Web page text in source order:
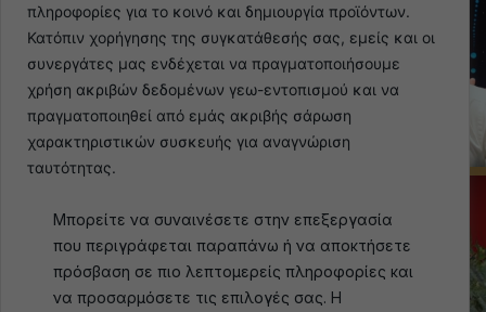
πληροφορίες για το κοινό και δημιουργία προϊόντων.
Κατόπιν χορήγησης της συγκατάθεσής σας, εμείς και οι
συνεργάτες μας ενδέχεται να πραγματοποιήσουμε
χρήση ακριβών δεδομένων γεω-εντοπισμού και να
πραγματοποιηθεί από εμάς ακριβής σάρωση
χαρακτηριστικών συσκευής για αναγνώριση
ταυτότητας.
Μπορείτε να συναινέσετε στην επεξεργασία
που περιγράφεται παραπάνω ή να αποκτήσετε
πρόσβαση σε πιο λεπτομερείς πληροφορίες και
να προσαρμόσετε τις επιλογές σας. Η